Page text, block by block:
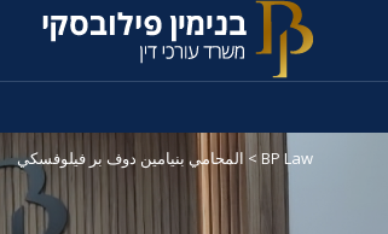
BP Law
> المحامي بنيامين دوف بر فيلوفسكي